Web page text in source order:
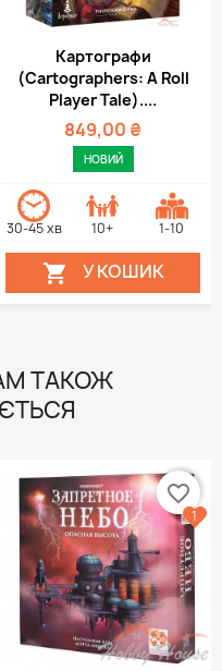
Картографи
(Cartographers: A Roll
Player Tale)....
849,00 ₴
НОВИЙ
30-45 хв 10+ 1-10
 У КОШИК
ТАКОЖ
favorite_border
1